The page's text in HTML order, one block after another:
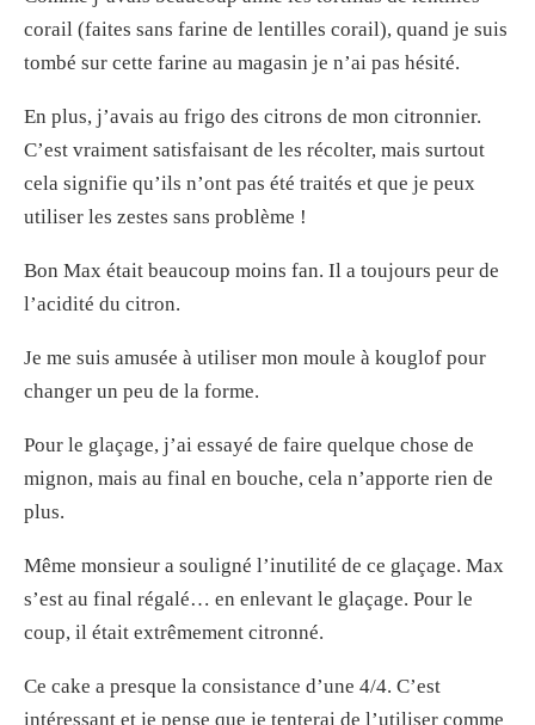
corail (faites sans farine de lentilles corail), quand je suis
tombé sur cette farine au magasin je n’ai pas hésité.
En plus, j’avais au frigo des citrons de mon citronnier.
C’est vraiment satisfaisant de les récolter, mais surtout
cela signifie qu’ils n’ont pas été traités et que je peux
utiliser les zestes sans problème !
Bon Max était beaucoup moins fan. Il a toujours peur de
l’acidité du citron.
Je me suis amusée à utiliser mon moule à kouglof pour
changer un peu de la forme.
Pour le glaçage, j’ai essayé de faire quelque chose de
mignon, mais au final en bouche, cela n’apporte rien de
plus.
Même monsieur a souligné l’inutilité de ce glaçage. Max
s’est au final régalé… en enlevant le glaçage. Pour le
coup, il était extrêmement citronné.
Ce cake a presque la consistance d’une 4/4. C’est
intéressant et je pense que je tenterai de l’utiliser comme